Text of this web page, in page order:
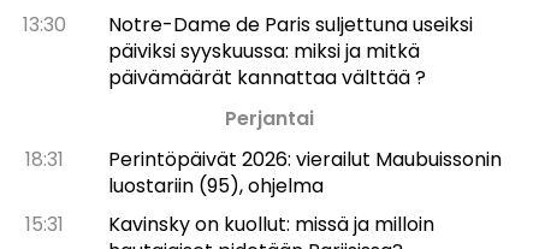
13:30
Notre-Dame de Paris suljettuna useiksi
päiviksi syyskuussa: miksi ja mitkä
päivämäärät kannattaa välttää ?
Perjantai
18:31
Perintöpäivät 2026: vierailut Maubuissonin
luostariin (95), ohjelma
15:31
Kavinsky on kuollut: missä ja milloin